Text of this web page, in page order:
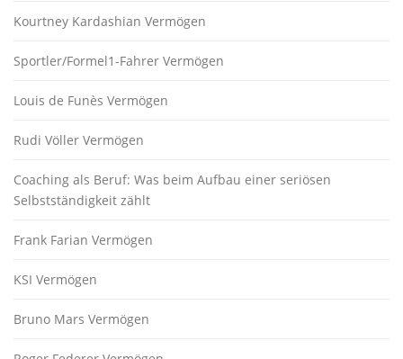
Kourtney Kardashian Vermögen
Sportler/Formel1-Fahrer Vermögen
Louis de Funès Vermögen
Rudi Völler Vermögen
Coaching als Beruf: Was beim Aufbau einer seriösen
Selbstständigkeit zählt
Frank Farian Vermögen
KSI Vermögen
Bruno Mars Vermögen